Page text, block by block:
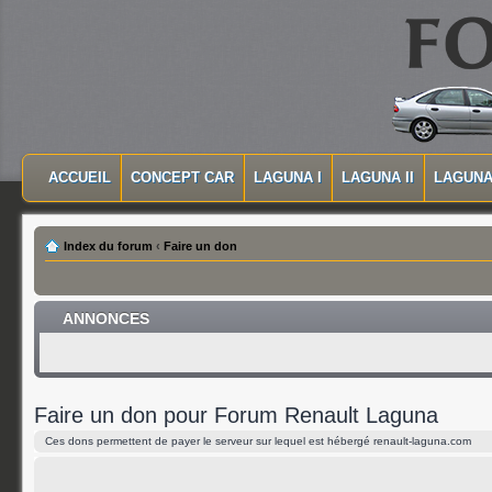
MENU PRINCIPAL
ACCUEIL CONCEPT CAR LAGUNA I LAGUNA II
Index du forum ‹ Faire un don
ANNONCES
Faire un don pour Forum Renault Laguna
Ces dons permettent de payer le serveur sur lequel est hébergé renault-laguna.com